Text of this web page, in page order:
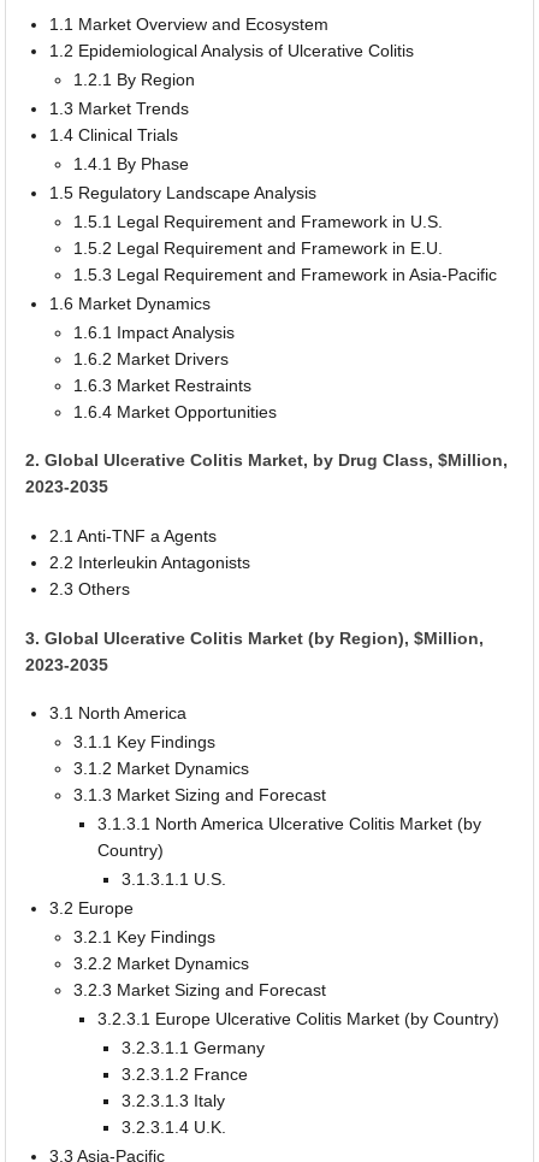
1.1 Market Overview and Ecosystem
1.2 Epidemiological Analysis of Ulcerative Colitis
1.2.1 By Region
1.3 Market Trends
1.4 Clinical Trials
1.4.1 By Phase
1.5 Regulatory Landscape Analysis
1.5.1 Legal Requirement and Framework in U.S.
1.5.2 Legal Requirement and Framework in E.U.
1.5.3 Legal Requirement and Framework in Asia-Pacific
1.6 Market Dynamics
1.6.1 Impact Analysis
1.6.2 Market Drivers
1.6.3 Market Restraints
1.6.4 Market Opportunities
2. Global Ulcerative Colitis Market, by Drug Class, $Million,
2023-2035
2.1 Anti-TNF a Agents
2.2 Interleukin Antagonists
2.3 Others
3. Global Ulcerative Colitis Market (by Region), $Million,
2023-2035
3.1 North America
3.1.1 Key Findings
3.1.2 Market Dynamics
3.1.3 Market Sizing and Forecast
3.1.3.1 North America Ulcerative Colitis Market (by
Country)
3.1.3.1.1 U.S.
3.2 Europe
3.2.1 Key Findings
3.2.2 Market Dynamics
3.2.3 Market Sizing and Forecast
3.2.3.1 Europe Ulcerative Colitis Market (by Country)
3.2.3.1.1 Germany
3.2.3.1.2 France
3.2.3.1.3 Italy
3.2.3.1.4 U.K.
3.3 Asia-Pacific